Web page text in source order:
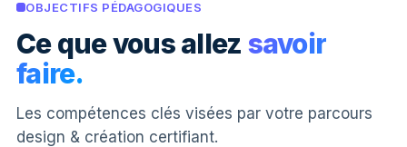
OBJECTIFS PÉDAGOGIQUES
Ce que vous allez savoir
faire.
Les compétences clés visées par votre parcours
design & création certifiant.